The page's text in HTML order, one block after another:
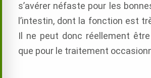
s’avérer néfaste pour les
l’intestin, dont la fonction est
Il ne peut donc réellement
que pour le traitement